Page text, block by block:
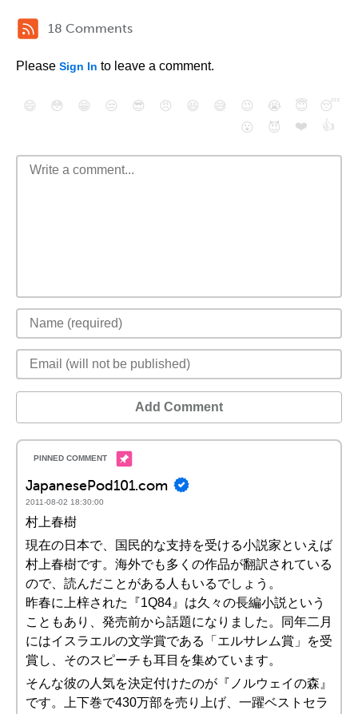
18 Comments
Please Sign In to leave a comment.
😄 😳 😁 😒 😎 😠 😆 😅 😉 😭 😇
😴
😮
😈 ❤️ 👍
Add Comment
JapanesePod101.com
2011-08-02 18:30:00
村上春樹
現在の日本で、国民的な支持を受ける小説家といえば
村上春樹です。海外でも多くの作品が翻訳されている
ので、読んだことがある人もいるでしょう。
昨春に上梓された『1Q84』は久々の長編小説という
こともあり、発売前から話題になりました。同年二月
にはイスラエルの文学賞である「エルサレム賞」を受
賞し、そのスピーチも耳目を集めています。
そんな彼の人気を決定付けたのが『ノルウェイの森』
です。上下巻で430万部を売り上げ、一躍ベストセラ